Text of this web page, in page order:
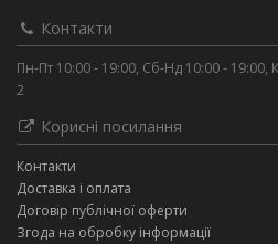
Контакти
Пн-Пт 10:00 - 19:00, Сб-Нд 10:00 - 19:00,
2
Корисні посилання
Контакти
Доставка і оплата
Договір публічної оферти
Згода на обробку інформації